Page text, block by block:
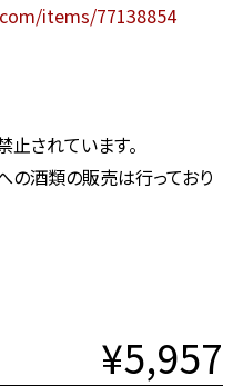
items/77138854
されています。
の酒類の販売は行っており
¥5,957